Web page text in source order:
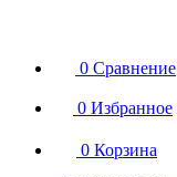
0 Сравнение
0 Избранное
0 Корзина